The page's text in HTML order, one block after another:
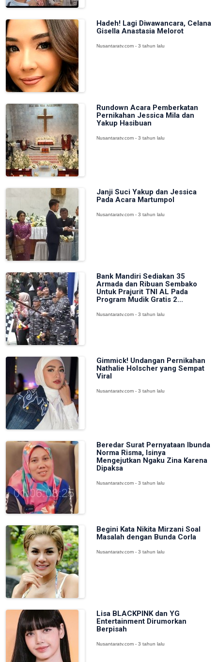
Hadeh! Lagi Diwawancara, Celana
Gisella Anastasia Melorot
Nusantaratv.com - 3 tahun lalu
Rundown Acara Pemberkatan
Pernikahan Jessica Mila dan
Yakup Hasibuan
Nusantaratv.com - 3 tahun lalu
Janji Suci Yakup dan Jessica
Pada Acara Martumpol
Nusantaratv.com - 3 tahun lalu
Bank Mandiri Sediakan 35
Armada dan Ribuan Sembako
Untuk Prajurit TNI AL Pada
Program Mudik Gratis 2...
Nusantaratv.com - 3 tahun lalu
Gimmick! Undangan Pernikahan
Nathalie Holscher yang Sempat
Viral
Nusantaratv.com - 3 tahun lalu
Beredar Surat Pernyataan Ibunda
Norma Risma, Isinya
Mengejutkan Ngaku Zina Karena
Dipaksa
Nusantaratv.com - 3 tahun lalu
Begini Kata Nikita Mirzani Soal
Masalah dengan Bunda Corla
Nusantaratv.com - 3 tahun lalu
Lisa BLACKPINK dan YG
Entertainment Dirumorkan
Berpisah
Nusantaratv.com - 3 tahun lalu